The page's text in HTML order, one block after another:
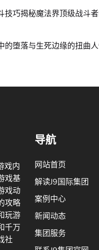
技巧揭秘魔法界顶级战斗
的堕落与生死边缘的扭曲人
戏内
戏基
戏动
攻略
玩游
千万
社
导航
网站首页
解读J9国际集团
案例中心
新闻动态
集团服务